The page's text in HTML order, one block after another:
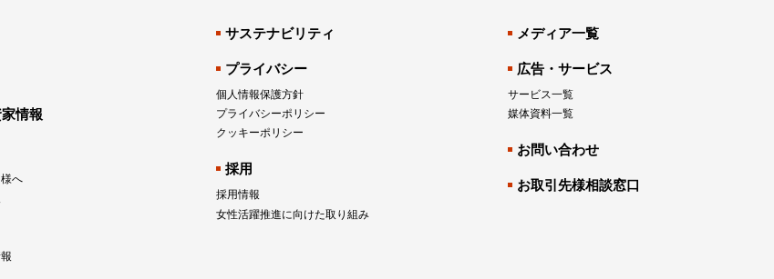
情報
へ
サステナビリティ
プライバシー
個人情報保護方針
プライバシーポリシー
クッキーポリシー
採用
採用情報
女性活躍推進に向けた取り組み
メディア一覧
広告・サービス
サービス一覧
媒体資料一覧
お問い合わせ
お取引先様相談窓口